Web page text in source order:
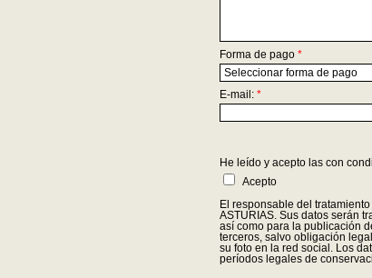
Forma de pago *
E-mail: *
He leído y acepto las con
Acepto
El responsable del
ASTURIAS. Sus datos serán
así como para la publicación
terceros, salvo obligación
su foto en la red social. Los
períodos legales de